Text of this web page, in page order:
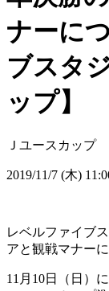
ナーに
ブスタ
ップ】
Ｊユースカップ
2019/11/7 (木)
レベルファイブ
アと観戦マナー
11月10日（日）